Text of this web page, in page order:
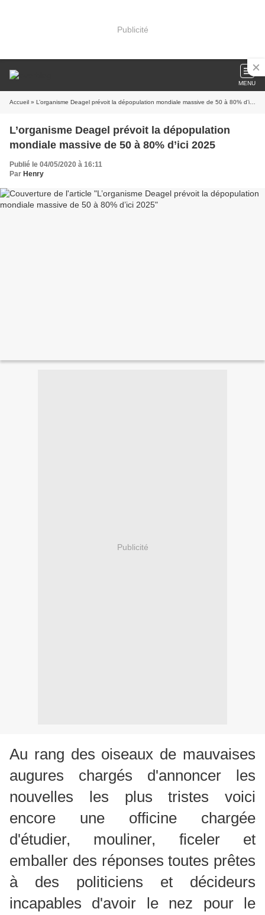
Publicité
MENU
Accueil » L’organisme Deagel prévoit la dépopulation mondiale massive de 50 à 80% d’ici 2025
L’organisme Deagel prévoit la dépopulation
mondiale massive de 50 à 80% d’ici 2025
Publié le 04/05/2020 à 16:11
Par Henry
Publicité
Au rang des oiseaux de mauvaises
augures chargés d'annoncer les
nouvelles les plus tristes voici
encore une officine chargée
d'étudier, mouliner, ficeler et
emballer des réponses toutes prêtes
à des politiciens et décideurs
incapables d'avoir le nez pour le